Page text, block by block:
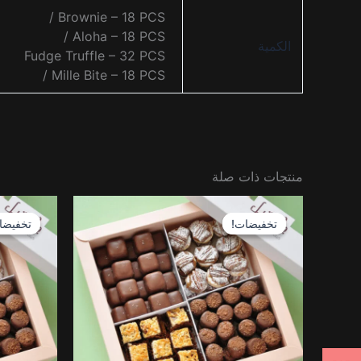
الكمية
Brownie – 18 PCS /
Aloha – 18 PCS /
Fudge Truffle – 32 PCS
Mille Bite – 18 PCS /
منتجات ذات صلة
تخفيضات!
تخفيضات!
السعر
الأصلي
هو:
ر.س161.00.
السعر
الحالي
هو:
ر.س136.85.